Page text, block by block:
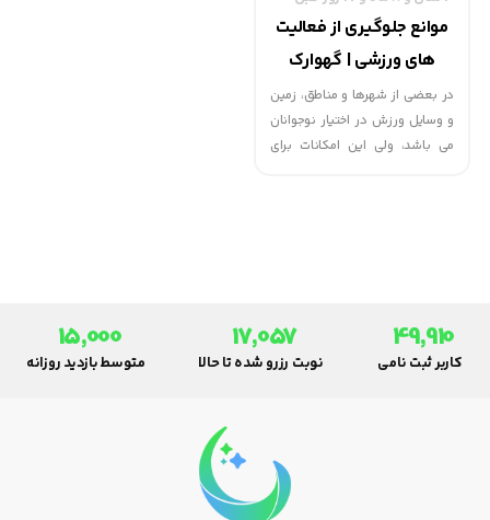
موانع جلوگیری از فعالیت
های ورزشی | گهوارک
در بعضی از شهرها و مناطق، زمین
و وسایل ورزش در اختیار نوجوانان
می باشد، ولی این امکانات برای
49,910
کاربر ثبت نامی
17,057
نوبت رزرو شده تا حالا
15,000
متوسط بازدید روزانه